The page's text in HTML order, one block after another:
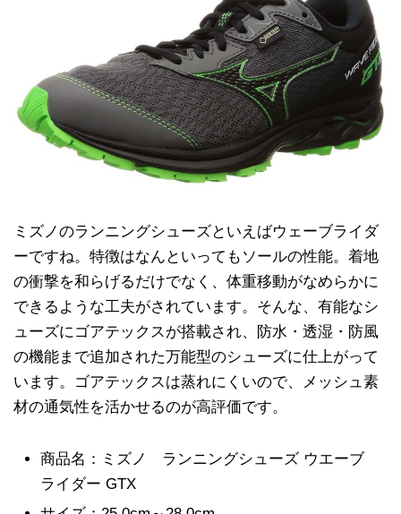
ミズノのランニングシューズといえばウェーブライダ
ーですね。特徴はなんといってもソールの性能。着地
の衝撃を和らげるだけでなく、体重移動がなめらかに
できるような工夫がされています。そんな、有能なシ
ューズにゴアテックスが搭載され、防水・透湿・防風
の機能まで追加された万能型のシューズに仕上がって
います。ゴアテックスは蒸れにくいので、メッシュ素
材の通気性を活かせるのが高評価です。
商品名：ミズノ ランニングシューズ ウエーブ
ライダー GTX